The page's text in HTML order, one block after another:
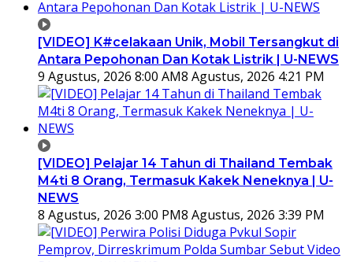
[VIDEO] K#celakaan Unik, Mobil Tersangkut di
Antara Pepohonan Dan Kotak Listrik | U-NEWS
9 Agustus, 2026 8:00 AM8 Agustus, 2026 4:21 PM
[VIDEO] Pelajar 14 Tahun di Thailand Tembak
M4ti 8 Orang, Termasuk Kakek Neneknya | U-
NEWS
8 Agustus, 2026 3:00 PM8 Agustus, 2026 3:39 PM